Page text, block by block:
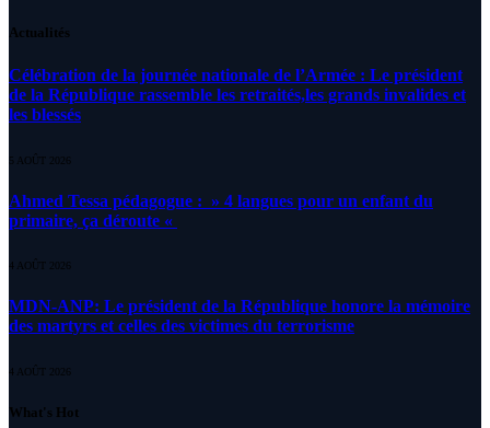
Actualités
Célébration de la journée nationale de l’Armée : Le président
de la République rassemble les retraités,les grands invalides et
les blessés
5 AOÛT 2026
Ahmed Tessa pédagogue : » 4 langues pour un enfant du
primaire, ça déroute «
4 AOÛT 2026
MDN-ANP: Le président de la République honore la mémoire
des martyrs et celles des victimes du terrorisme
4 AOÛT 2026
What's Hot